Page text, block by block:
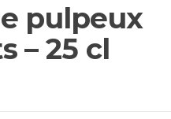
pulpeux
– 25 cl